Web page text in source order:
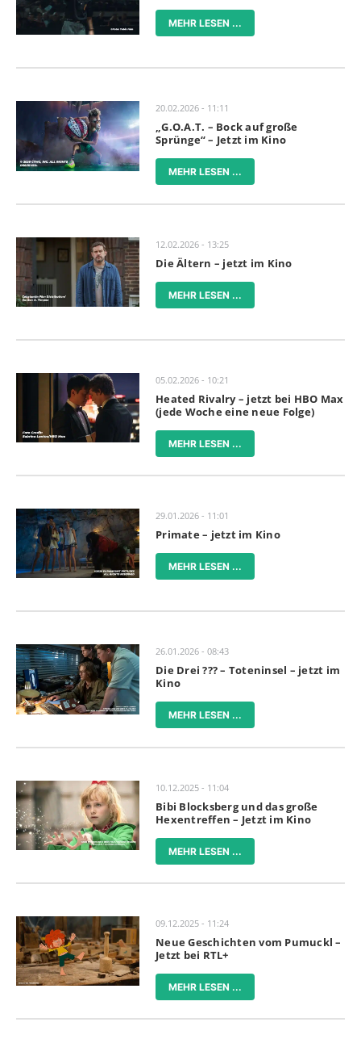
MEHR LESEN ...
20.02.2026 - 11:11
„G.O.A.T. – Bock auf große
Sprünge“ – Jetzt im Kino
MEHR LESEN ...
12.02.2026 - 13:25
Die Ältern – jetzt im Kino
MEHR LESEN ...
05.02.2026 - 10:21
Heated Rivalry – jetzt bei HBO Max
(jede Woche eine neue Folge)
MEHR LESEN ...
29.01.2026 - 11:01
Primate – jetzt im Kino
MEHR LESEN ...
26.01.2026 - 08:43
Die Drei ??? – Toteninsel – jetzt im
Kino
MEHR LESEN ...
10.12.2025 - 11:04
Bibi Blocksberg und das große
Hexentreffen – Jetzt im Kino
MEHR LESEN ...
09.12.2025 - 11:24
Neue Geschichten vom Pumuckl –
Jetzt bei RTL+
MEHR LESEN ...